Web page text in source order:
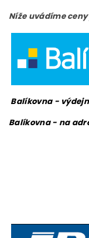
Níže uvádíme
Balíkovna -
Balíkovna - na